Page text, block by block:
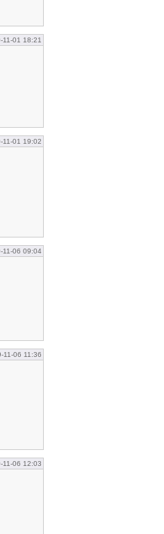
11-01 18:21
11-01 19:02
11-06 09:04
11-06 11:36
11-06 12:03